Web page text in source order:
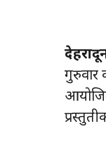
गुरुवार